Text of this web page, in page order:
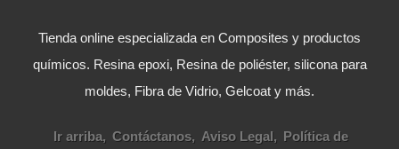
Tienda online especializada en Composites y productos
químicos. Resina epoxi, Resina de poliéster, silicona para
moldes, Fibra de Vidrio, Gelcoat y más.
Ir arriba Contáctanos Aviso Legal
Política de